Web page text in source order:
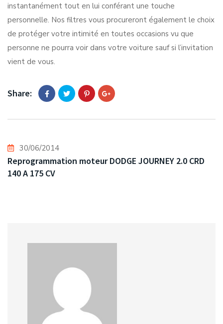
instantanément tout en lui conférant une touche
personnelle. Nos filtres vous procureront également le choix
de protéger votre intimité en toutes occasions vu que
personne ne pourra voir dans votre voiture sauf si l’invitation
vient de vous.
Share:
30/06/2014
Reprogrammation moteur DODGE JOURNEY 2.0 CRD
140 A 175 CV